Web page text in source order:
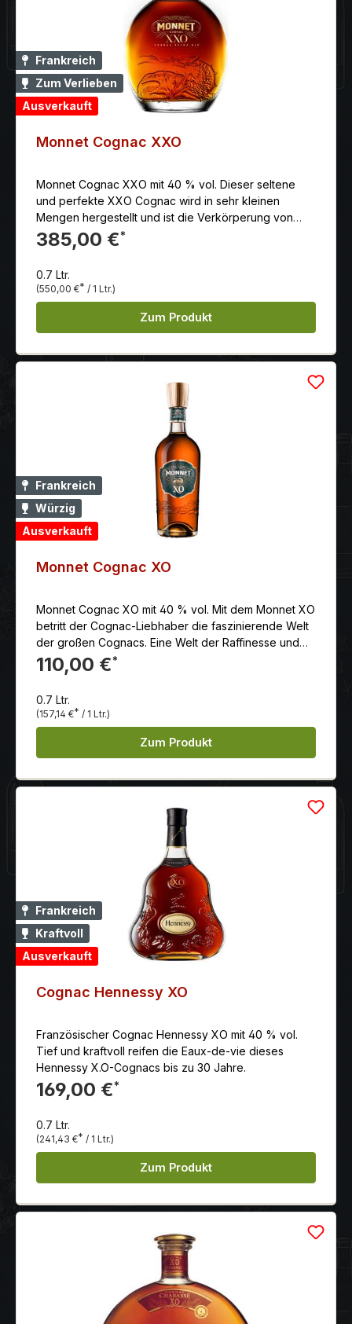
Frankreich
Zum Verlieben
Ausverkauft
Monnet Cognac XXO
Monnet Cognac XXO mit 40 % vol. Dieser seltene
und perfekte XXO Cognac wird in sehr kleinen
Mengen hergestellt und ist die Verkörperung von
Monnets Know-how, mit perfekter Rundheit
kombiniert mit blendender Feinheit.
385,00 €*
0.7 Ltr.
(550,00 €* / 1 Ltr.)
Zum Produkt
Frankreich
Würzig
Ausverkauft
Monnet Cognac XO
Monnet Cognac XO mit 40 % vol. Mit dem Monnet XO
betritt der Cognac-Liebhaber die faszinierende Welt
der großen Cognacs. Eine Welt der Raffinesse und
Eleganz, in der jeder Schluck einen neuen Aspekt
dieser komplexen Komposition enthüllt. Es ist ein
110,00 €*
0.7 Ltr.
(157,14 €* / 1 Ltr.)
Zum Produkt
Frankreich
Kraftvoll
Ausverkauft
Cognac Hennessy XO
Französischer Cognac Hennessy XO mit 40 % vol.
Tief und kraftvoll reifen die Eaux-de-vie dieses
Hennessy X.O-Cognacs bis zu 30 Jahre.
169,00 €*
0.7 Ltr.
(241,43 €* / 1 Ltr.)
Zum Produkt